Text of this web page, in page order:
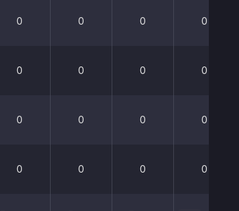
0 0 0 0
0 0 0 0
0 0 0 0
0 0 0 0